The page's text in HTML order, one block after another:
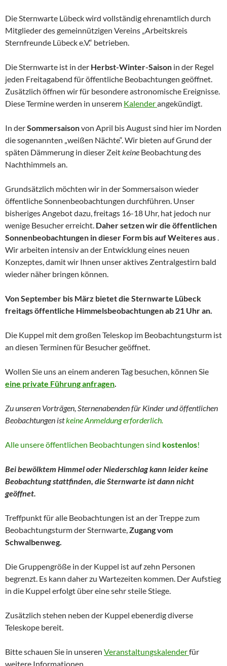
Die Sternwarte Lübeck wird vollständig ehrenamtlich durch
Mitglieder des gemeinnützigen Vereins „Arbeitskreis
Sternfreunde Lübeck e.V.“ betrieben.
Die Sternwarte ist in der Herbst-Winter-Saison in der Regel
jeden Freitagabend für öffentliche Beobachtungen geöffnet.
Zusätzlich öffnen wir für besondere astronomische Ereignisse.
Diese Termine werden in unserem Kalenderangekündigt.
In derSommersaisonvon April bis August sind hier im Norden
die sogenannten „weißen Nächte“. Wir bieten auf Grund der
späten Dämmerung in dieser Zeitkeine Beobachtung des
Nachthimmels an.
Grundsätzlich möchten wir in der Sommersaison wieder
öffentliche Sonnenbeobachtungen durchführen. Unser
bisheriges Angebot dazu, freitags 16-18 Uhr, hat jedoch nur
wenige Besucher erreicht. Daher setzen wir die öffentlichen
Sonnenbeobachtungen in dieser Form bis auf Weiteres aus.
Wir arbeiten intensiv an der Entwicklung eines neuen
Konzeptes, damit wir Ihnen unser aktives Zentralgestirn bald
wieder näher bringen können.
Von September bis März bietet die Sternwarte Lübeck
freitags öffentliche Himmelsbeobachtungen ab 21 Uhr an.
Die Kuppel mit dem großen Teleskop im Beobachtungsturm ist
an diesen Terminen für Besucher geöffnet.
Wollen Sie uns an einem anderen Tag besuchen, können Sie
eine private Führung anfragen.
Zu unseren Vorträgen, Sternenabenden für Kinder undöffentlichen
Beobachtungen istkeine Anmeldung erforderlich.
Alle unsere öffentlichen Beobachtungen sind kostenlos!
Bei bewölktem Himmel oder Niederschlag kann leider keine
Beobachtung stattfinden, die Sternwarte ist dann nicht
geöffnet.
Treffpunkt für alle Beobachtungen ist an der Treppe zum
Beobachtungsturm der Sternwarte,Zugang vom
Schwalbenweg.
Die Gruppengröße in der Kuppel ist auf zehn Personen
begrenzt. Es kann daher zu Wartezeiten kommen. Der Aufstieg
in die Kuppel erfolgt über eine sehr steile Stiege.
Zusätzlich stehen neben der Kuppel ebenerdig diverse
Teleskope bereit.
Bitte schauen Sie in unseren Veranstaltungskalenderfür
weitere Informationen.